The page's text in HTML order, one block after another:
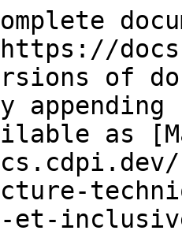
of
as
et-